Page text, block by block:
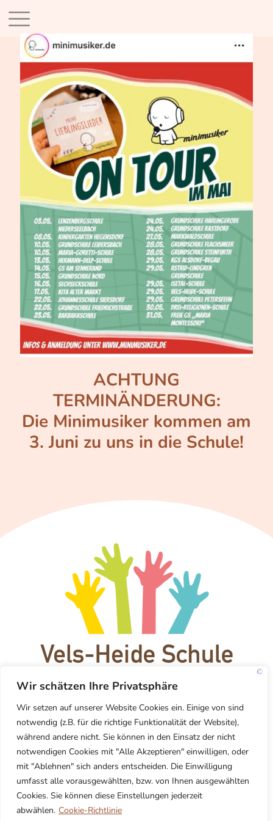
Wir schätzen Ihre Privatsphäre
Wir setzen auf unserer Website Cookies ein. Einige von sind
notwendig (z.B. für die richtige Funktionalität der Website),
während andere nicht. Sie können in den Einsatz der nicht
notwendigen Cookies mit "Alle Akzeptieren" einwilligen, oder
mit "Ablehnen" sich anders entscheiden. Die Einwilligung
umfasst alle vorausgewählten, bzw. von Ihnen ausgewählten
Cookies. Sie können diese Einstellungen jederzeit
abwählen. Cookie-Richtlinie
ACHTUNG
TERMINÄNDERUNG:
Die Minimusiker kommen am
3. Juni zu uns in die Schule!
Telefon: 0234 93 51 363
128673@schule.nrw.de
Datenschutzerklärung